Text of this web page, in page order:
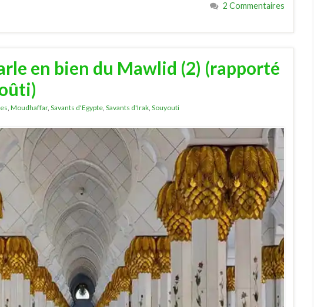
2 Commentaires
en bien du Mawlid (2) (rapporté
, Moudhaffar, Savants d'Egypte, Savants d'Irak, Souyouti